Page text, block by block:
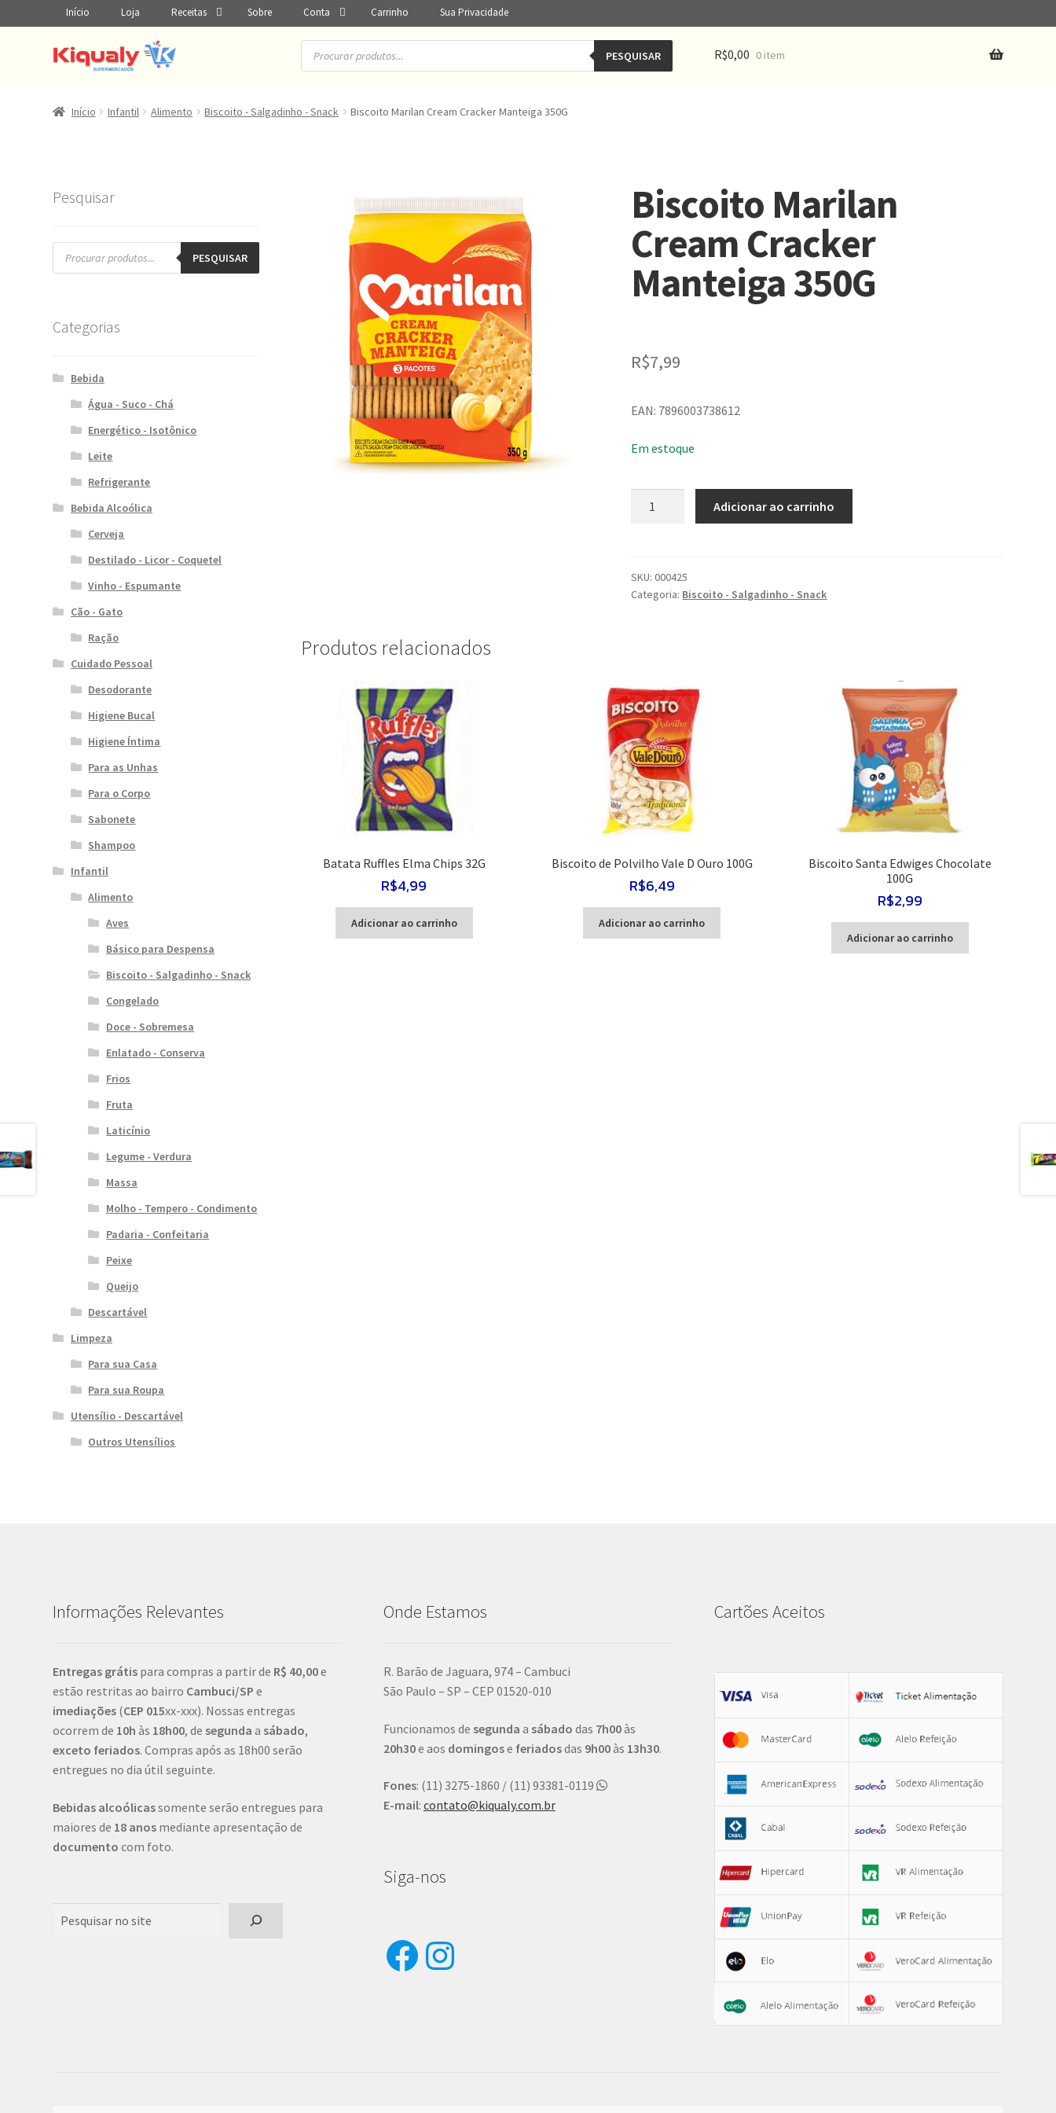
Início Loja Receitas Sobre Conta Carrinho Sua Privacidade
Pesquisar
produtos PESQUISAR R$0,00 0 item
Início Infantil Alimento Biscoito - Salgadinho - Snack Biscoito Marilan Cream Cracker Manteiga 350G
Biscoito Marilan
Cream Cracker
Manteiga 350G
R$7,99
EAN: 7896003738612
Em estoque
Manteiga
350G
Adicionar ao carrinho
SKU:000425
Categoria: Biscoito - Salgadinho - Snack
Produtos relacionados
Batata Ruffles Elma Chips 32G
R$4,99
Adicionar ao carrinho
Biscoito de Polvilho Vale D Ouro 100G
R$6,49
Adicionar ao carrinho
Biscoito Santa Edwiges Chocolate
100G
R$2,99
Adicionar ao carrinho
Pesquisar
Pesquisar
produtos PESQUISAR
Categorias
Bebida
Água - Suco - Chá
Energético - Isotônico
Leite
Refrigerante
Bebida Alcoólica
Cerveja
Destilado - Licor - Coquetel
Vinho - Espumante
Cão - Gato
Ração
Cuidado Pessoal
Desodorante
Higiene Bucal
Higiene Íntima
Para as Unhas
Para o Corpo
Sabonete
Shampoo
Infantil
Alimento
Aves
Básico para Despensa
Biscoito - Salgadinho - Snack
Congelado
Doce - Sobremesa
Enlatado - Conserva
Frios
Fruta
Laticínio
Legume - Verdura
Massa
Molho - Tempero - Condimento
Padaria - Confeitaria
Peixe
Queijo
Descartável
Limpeza
Para sua Casa
Para sua Roupa
Utensílio - Descartável
Outros Utensílios
Informações Relevantes
Entregas grátis para compras a partir de R$ 40,00e
estão restritas ao bairro Cambuci/SP e
imediações (CEP 015xx-xxx). Nossas entregas
ocorrem de 10h às 18h00, de segunda a sábado,
exceto feriados. Compras após as 18h00 serão
entregues no dia útil seguinte.
Bebidas alcoólicassomente serão entregues para
maiores de 18 anos mediante apresentação de
documento com foto.
Onde Estamos
R. Barão de Jaguara, 974 – Cambuci
São Paulo – SP – CEP 01520-010
Funcionamos de segunda a sábado das 7h00às
20h30e aos domingose feriadosdas 9h00às 13h30.
Fones: (11) 3275-1860 / (11) 93381-0119
E-mail: contato@kiqualy.com.br
Siga-nos
Facebook
Instagram
Cartões Aceitos